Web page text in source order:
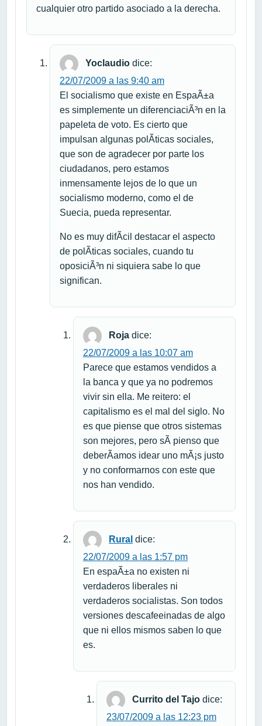
cualquier otro partido asociado a la derecha.
Yoclaudio dice:
22/07/2009 a las 9:40 am
El socialismo que existe en EspaÃ±a
es simplemente un diferenciaciÃ³n en la
papeleta de voto. Es cierto que
impulsan algunas polÃ­ticas sociales,
que son de agradecer por parte los
ciudadanos, pero estamos
inmensamente lejos de lo que un
socialismo moderno, como el de
Suecia, pueda representar.
No es muy difÃ­cil destacar el aspecto
de polÃ­ticas sociales, cuando tu
oposiciÃ³n ni siquiera sabe lo que
significan.
Roja dice:
22/07/2009 a las 10:07 am
Parece que estamos vendidos a
la banca y que ya no podremos
vivir sin ella. Me reitero: el
capitalismo es el mal del siglo. No
es que piense que otros sistemas
son mejores, pero sÃ­ pienso que
deberÃ­amos idear uno mÃ¡s justo
y no conformarnos con este que
nos han vendido.
Rural dice:
22/07/2009 a las 1:57 pm
En espaÃ±a no existen ni
verdaderos liberales ni
verdaderos socialistas. Son todos
versiones descafeeinadas de algo
que ni ellos mismos saben lo que
es.
Currito del Tajo dice:
23/07/2009 a las 12:23 pm